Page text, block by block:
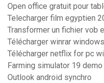
Open office gratuit pour
Telecharger film egyptien
Transformer un fichier vob
Télécharger winrar
Télécharger netflix for pc
Farming simulator 19
Outlook android synchro